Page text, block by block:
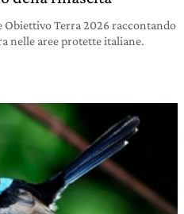
Obiettivo Terra 2026 raccontando
nelle aree protette italiane.